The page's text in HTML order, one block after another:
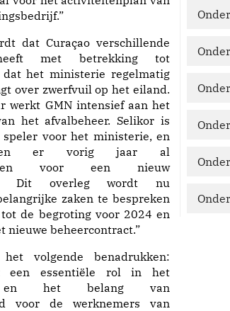
dat Curaçao verschillende
met betrekking tot
dat het ministerie regelmatig
over zwerfvuil op het eiland.
werkt GMN intensief aan het
het afvalbeheer. Selikor is
voor het ministerie, en
er vorig jaar al
voor een nieuw
Dit overleg wordt nu
zaken te bespreken
de begroting voor 2024 en
nieuwe beheercontract.”
volgende benadrukken:
een essentiële rol in het
en het belang van
voor de werknemers van